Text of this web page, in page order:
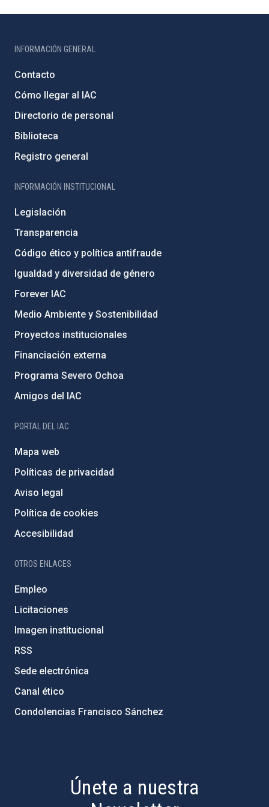
INFORMACIÓN GENERAL
Contacto
Cómo llegar al IAC
Directorio de personal
Biblioteca
Registro general
INFORMACIÓN INSTITUCIONAL
Legislación
Transparencia
Código ético y política antifraude
Igualdad y diversidad de género
Forever IAC
Medio Ambiente y Sostenibilidad
Proyectos institucionales
Financiación externa
Programa Severo Ochoa
Amigos del IAC
PORTAL DEL IAC
Mapa web
Políticas de privacidad
Aviso legal
Política de cookies
Accesibilidad
OTROS ENLACES
Empleo
Licitaciones
Imagen institucional
RSS
Sede electrónica
Canal ético
Condolencias Francisco Sánchez
Únete a nuestra